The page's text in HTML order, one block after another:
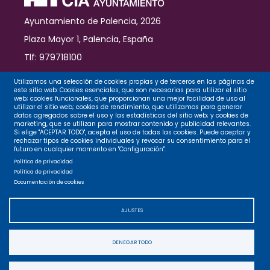
Ayuntamiento de Palencia, 2026
Plaza Mayor 1, Palencia, España
Tlf: 979718100
Contacto
Legal
Privacidad
Accesibilidad
Mapa web
Utilizamos una selección de cookies propias y de terceros en las páginas de
este sitio web: Cookies esenciales, que son necesarias para utilizar el sitio
web; cookies funcionales, que proporcionan una mejor facilidad de uso al
utilizar el sitio web; cookies de rendimiento, que utilizamos para generar
datos agregados sobre el uso y las estadísticas del sitio web; y cookies de
marketing, que se utilizan para mostrar contenido y publicidad relevantes.
Si elige "ACEPTAR TODO", acepta el uso de todas las cookies. Puede aceptar y
rechazar tipos de cookies individuales y revocar su consentimiento para el
futuro en cualquier momento en "Configuración".
Política de privacidad
Política de privacidad
Documentación de cookies
AJUSTES
DENEGAR TODO